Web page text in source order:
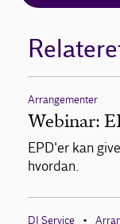
Arrangementer
Webinar:
EPD'er kan
hvordan.
DI Service •